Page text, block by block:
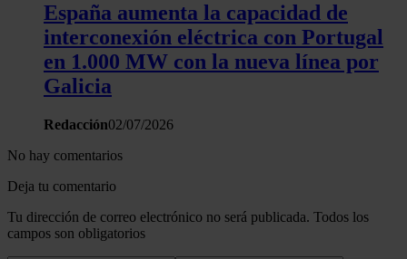
España aumenta la capacidad de
interconexión eléctrica con Portugal
en 1.000 MW con la nueva línea por
Galicia
Redacción02/07/2026
No hay comentarios
Deja tu comentario
Tu dirección de correo electrónico no será publicada. Todos los
campos son obligatorios